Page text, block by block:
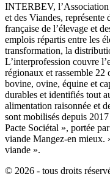
INTERBEV,
et des Viandes,
française de l’élevage et
emplois répartis entre les
transformation, la
L’interprofession couvre
régionaux et rassemble 22
bovine, ovine, équine et
durables et identifiés tout
alimentation raisonnée et
sont mobilisés depuis
Pacte Sociétal », portée
viande Mangez-en mieux.
viande ».
© 2026 - tous droits